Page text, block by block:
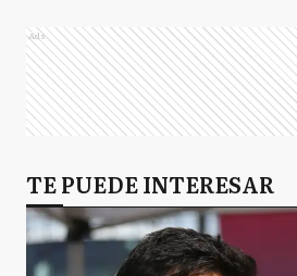
Ads
TE PUEDE INTERESAR